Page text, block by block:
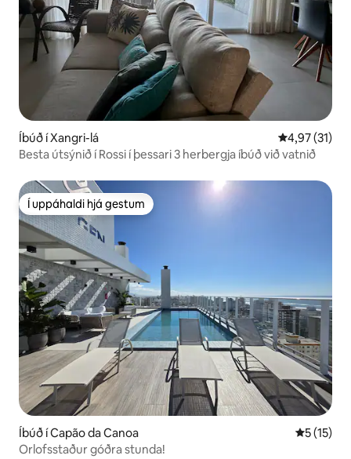
Íbúð í Xangri-lá 4,97 af 5 í
4,97 (31)
Besta útsýnið í Rossi í þessari 3 herbergja íbúð við vatnið
Í uppáhaldi hjá gestum
Í uppáhaldi hjá gestum
Íbúð í Capão da Canoa 5 af 5 í
5 (15)
Orlofsstaður góðra stunda!